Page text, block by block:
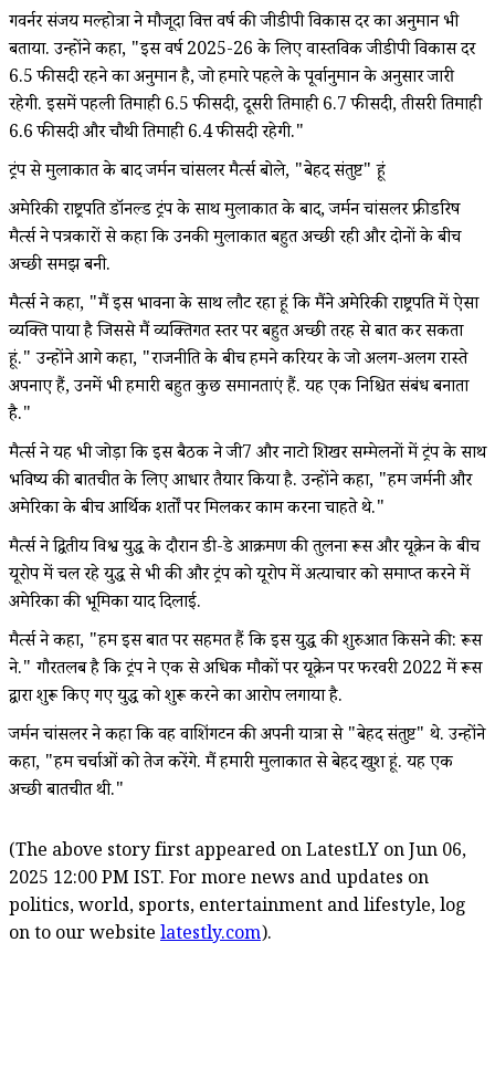
गवर्नर संजय मल्होत्रा ने मौजूदा वित्त वर्ष की जीडीपी विकास दर का अनुमान भी
बताया. उन्होंने कहा, "इस वर्ष 2025-26 के लिए वास्तविक जीडीपी विकास दर
6.5 फीसदी रहने का अनुमान है, जो हमारे पहले के पूर्वानुमान के अनुसार जारी
रहेगी. इसमें पहली तिमाही 6.5 फीसदी, दूसरी तिमाही 6.7 फीसदी, तीसरी तिमाही
6.6 फीसदी और चौथी तिमाही 6.4 फीसदी रहेगी."
ट्रंप से मुलाकात के बाद जर्मन चांसलर मैर्त्स बोले, "बेहद संतुष्ट" हूं
अमेरिकी राष्ट्रपति डॉनल्ड ट्रंप के साथ मुलाकात के बाद, जर्मन चांसलर फ्रीडरिष
मैर्त्स ने पत्रकारों से कहा कि उनकी मुलाकात बहुत अच्छी रही और दोनों के बीच
अच्छी समझ बनी.
मैर्त्स ने कहा, "मैं इस भावना के साथ लौट रहा हूं कि मैंने अमेरिकी राष्ट्रपति में ऐसा
व्यक्ति पाया है जिससे मैं व्यक्तिगत स्तर पर बहुत अच्छी तरह से बात कर सकता
हूं." उन्होंने आगे कहा, "राजनीति के बीच हमने करियर के जो अलग-अलग रास्ते
अपनाए हैं, उनमें भी हमारी बहुत कुछ समानताएं हैं. यह एक निश्चित संबंध बनाता
है."
मैर्त्स ने यह भी जोड़ा कि इस बैठक ने जी7 और नाटो शिखर सम्मेलनों में ट्रंप के साथ
भविष्य की बातचीत के लिए आधार तैयार किया है. उन्होंने कहा, "हम जर्मनी और
अमेरिका के बीच आर्थिक शर्तों पर मिलकर काम करना चाहते थे."
मैर्त्स ने द्वितीय विश्व युद्ध के दौरान डी-डे आक्रमण की तुलना रूस और यूक्रेन के बीच
यूरोप में चल रहे युद्ध से भी की और ट्रंप को यूरोप में अत्याचार को समाप्त करने में
अमेरिका की भूमिका याद दिलाई.
मैर्त्स ने कहा, "हम इस बात पर सहमत हैं कि इस युद्ध की शुरुआत किसने की: रूस
ने." गौरतलब है कि ट्रंप ने एक से अधिक मौकों पर यूक्रेन पर फरवरी 2022 में रूस
द्वारा शुरू किए गए युद्ध को शुरू करने का आरोप लगाया है.
जर्मन चांसलर ने कहा कि वह वाशिंगटन की अपनी यात्रा से "बेहद संतुष्ट" थे. उन्होंने
कहा, "हम चर्चाओं को तेज करेंगे. मैं हमारी मुलाकात से बेहद खुश हूं. यह एक
अच्छी बातचीत थी."
(The above story first appeared on LatestLY on Jun 06,
2025 12:00 PM IST. For more news and updates on
politics, world, sports, entertainment and lifestyle, log
on to our website latestly.com).